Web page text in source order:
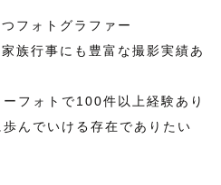
フォトグラファー
族行事にも豊富な撮影実績あ
フォトで100件以上経験あり
んでいける存在でありたい